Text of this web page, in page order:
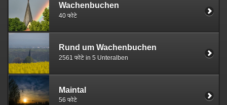
Wachenbuchen
40 फोटे
Rund um Wachenbuchen
2561 फोटे in 5 Unteralben
Maintal
56 फोटे